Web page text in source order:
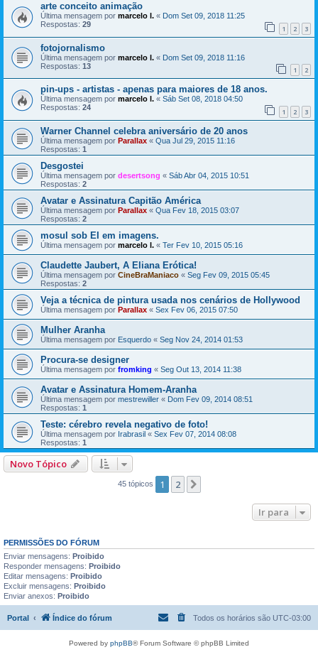
arte conceito animação
Última mensagem por marcelo l. « Dom Set 09, 2018 11:25
Respostas: 29 1 2 3
fotojornalismo
Última mensagem por marcelo l. « Dom Set 09, 2018 11:16
Respostas: 13 1 2
pin-ups - artistas - apenas para maiores de 18 anos.
Última mensagem por marcelo l. « Sáb Set 08, 2018 04:50
Respostas: 24 1 2 3
Warner Channel celebra aniversário de 20 anos
Última mensagem por Parallax « Qua Jul 29, 2015 11:16
Respostas: 1
Desgostei
Última mensagem por desertsong « Sáb Abr 04, 2015 10:51
Respostas: 2
Avatar e Assinatura Capitão América
Última mensagem por Parallax « Qua Fev 18, 2015 03:07
Respostas: 2
mosul sob EI em imagens.
Última mensagem por marcelo l. « Ter Fev 10, 2015 05:16
Claudette Jaubert, A Eliana Erótica!
Última mensagem por CineBraManiaco « Seg Fev 09, 2015 05:45
Respostas: 2
Veja a técnica de pintura usada nos cenários de Hollywood
Última mensagem por Parallax « Sex Fev 06, 2015 07:50
Mulher Aranha
Última mensagem por Esquerdo « Seg Nov 24, 2014 01:53
Procura-se designer
Última mensagem por fromking « Seg Out 13, 2014 11:38
Avatar e Assinatura Homem-Aranha
Última mensagem por mestrewiller « Dom Fev 09, 2014 08:51
Respostas: 1
Teste: cérebro revela negativo de foto!
Última mensagem por Irabrasil « Sex Fev 07, 2014 08:08
Respostas: 1
Novo Tópico
45 tópicos 1 2
Ir para
PERMISSÕES DO FÓRUM
Enviar mensagens: Proibido
Responder mensagens: Proibido
Editar mensagens: Proibido
Excluir mensagens: Proibido
Enviar anexos: Proibido
Portal Índice do fórum Todos os horários são UTC-03:00
Powered by phpBB® Forum Software © phpBB Limited